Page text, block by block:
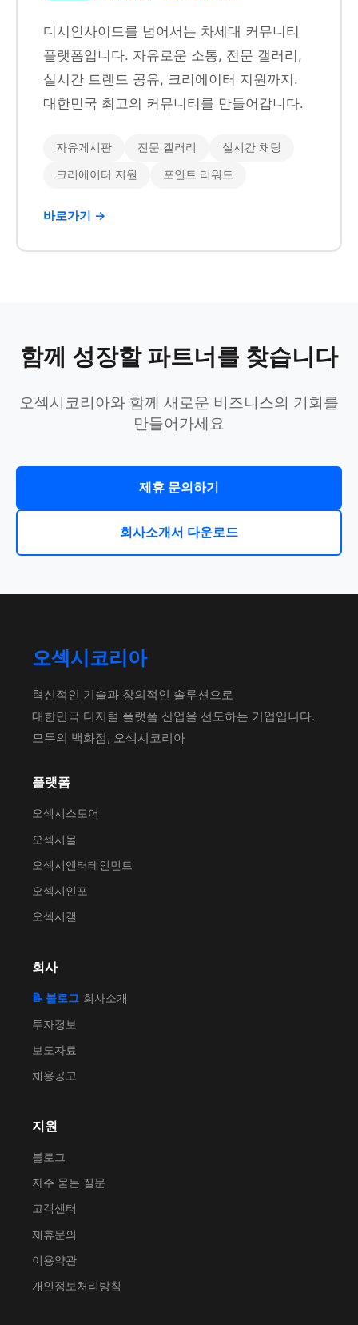
디시인사이드를 넘어서는 차세대 커뮤니티
플랫폼입니다. 자유로운 소통, 전문 갤러리,
실시간 트렌드 공유, 크리에이터 지원까지.
대한민국 최고의 커뮤니티를 만들어갑니다.
자유게시판 전문 갤러리 실시간 채팅
크리에이터 지원 포인트 리워드
바로가기 →
함께 성장할 파트너를 찾습니다
오섹시코리아와 함께 새로운 비즈니스의 기회를
만들어가세요
제휴 문의하기
회사소개서 다운로드
오섹시코리아
혁신적인 기술과 창의적인 솔루션으로
대한민국 디지털 플랫폼 산업을 선도하는 기업입니다.
모두의 백화점, 오섹시코리아
플랫폼
오섹시스토어
오섹시몰
오섹시엔터테인먼트
오섹시인포
오섹시갤
회사
📝 블로그 회사소개
투자정보
보도자료
채용공고
지원
블로그
자주 묻는 질문
고객센터
제휴문의
이용약관
개인정보처리방침